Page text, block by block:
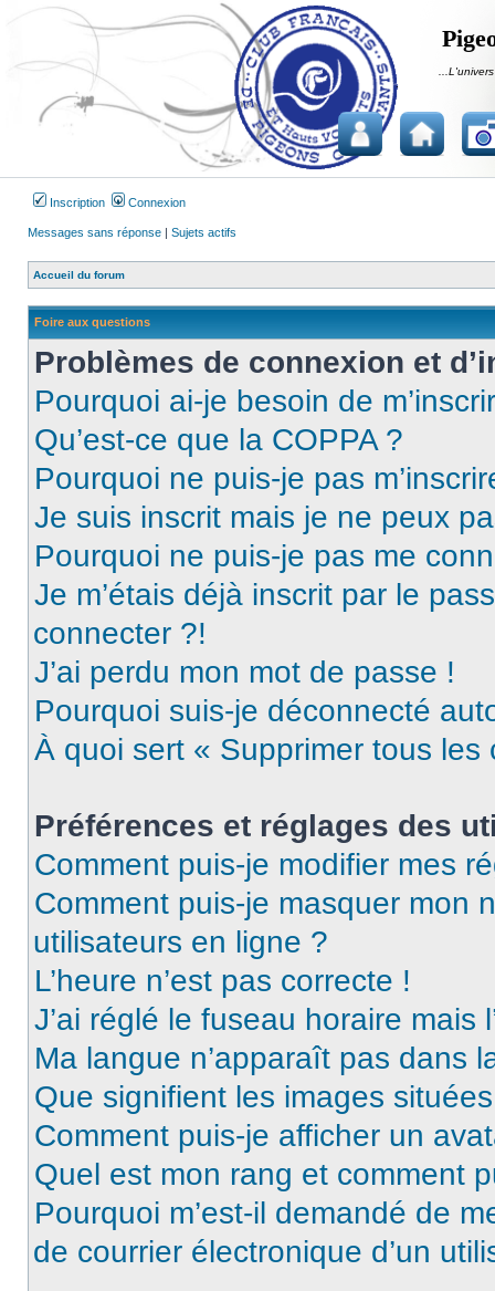
Inscription Connexion
Messages sans réponse | Sujets actifs
Accueil du forum
Foire aux questions
Problèmes de connexion et
Pourquoi ai-je besoin de
Qu’est-ce que la COPPA ?
Pourquoi ne puis-je pas
Je suis inscrit mais je ne peux
Pourquoi ne puis-je pas me
Je m’étais déjà inscrit par le
connecter ?!
J’ai perdu mon mot de passe !
Pourquoi suis-je déconnecté
À quoi sert « Supprimer tous les
Préférences et réglages des
Comment puis-je modifier mes
Comment puis-je masquer mon
utilisateurs en ligne ?
L’heure n’est pas correcte !
J’ai réglé le fuseau horaire mais
Ma langue n’apparaît pas dans
Que signifient les images
Comment puis-je afficher un
Quel est mon rang et comment
Pourquoi m’est-il demandé de
de courrier électronique d’un